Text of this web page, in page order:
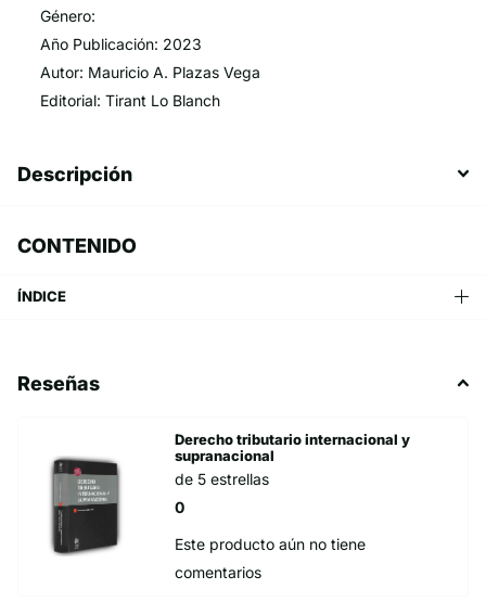
Género:
Año Publicación: 2023
Autor: Mauricio A. Plazas Vega
Editorial: Tirant Lo Blanch
Descripción
CONTENIDO
ÍNDICE
Reseñas
Derecho tributario internacional y
supranacional
0
de 5 estrellas
Este producto aún no tiene
comentarios